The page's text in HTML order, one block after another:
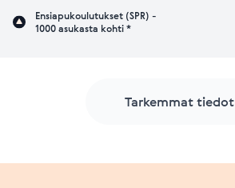
Ensiapukoulutukset (SPR) -
1000 asukasta kohti *
Tarkemmat tiedot